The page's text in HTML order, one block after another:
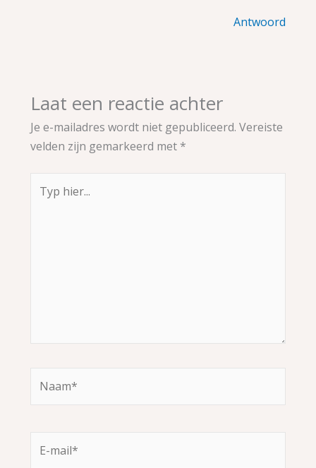
Antwoord
Laat een reactie achter
Je e-mailadres wordt niet gepubliceerd. Vereiste
velden zijn gemarkeerd met *
hier...
mail*